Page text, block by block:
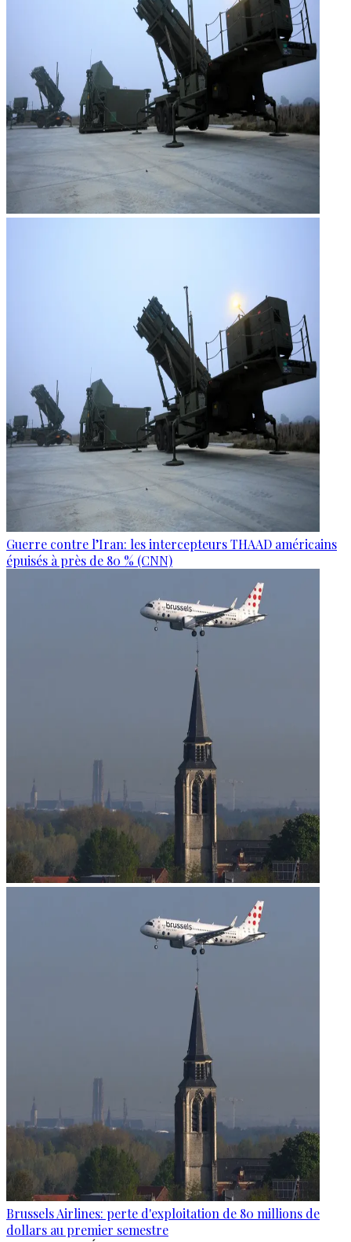
Guerre contre l’Iran: les intercepteurs THAAD américains
épuisés à près de 80 % (CNN)
Brussels Airlines: perte d'exploitation de 80 millions de
dollars au premier semestre